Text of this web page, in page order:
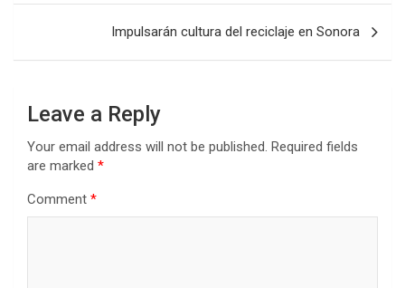
Impulsarán cultura del reciclaje en Sonora
Leave a Reply
Your email address will not be published. Required fields
are marked *
Comment *